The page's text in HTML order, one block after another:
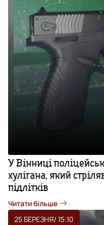
У Вінниці
хулігана, який
підлітків
Читати більше
25 БЕРЕЗНЯ/ 15:10